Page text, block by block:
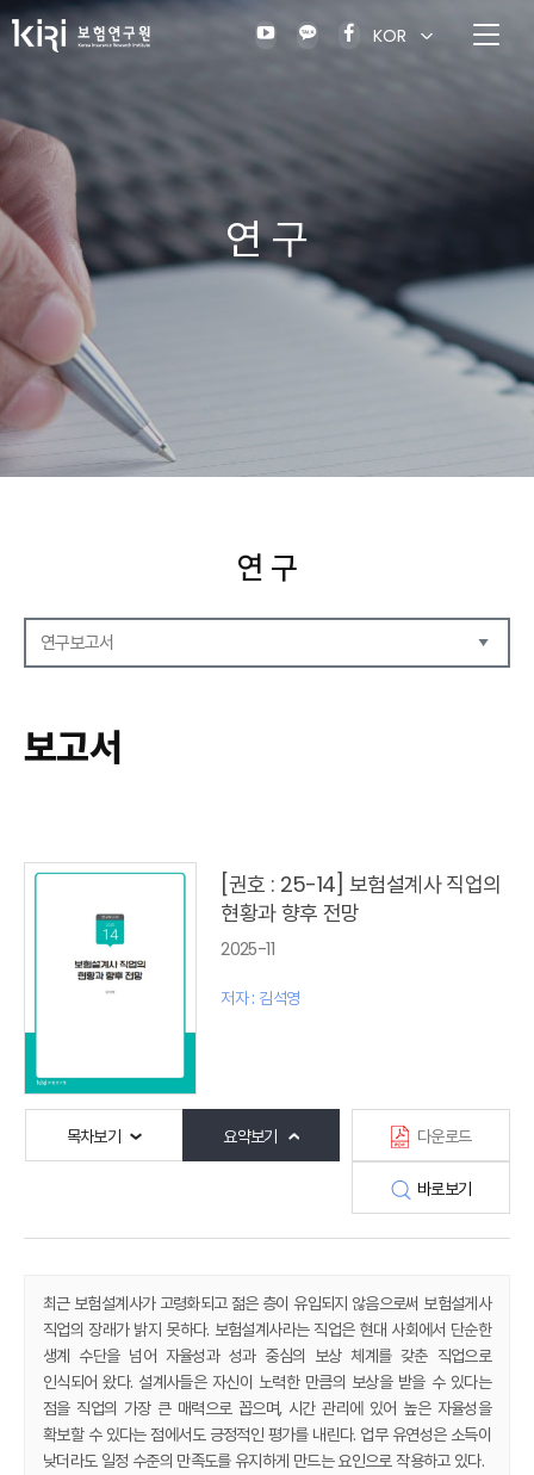
KOR
연 구
연 구
연구보고서
CEO Brief
영상자료
보고서
[권호 : 25-14] 보험설계사 직업의
현황과 향후 전망
2025-11
저자 : 김석영
목차보기 요약보기 다운로드
바로보기
최근 보험설계사가 고령화되고 젊은 층이 유입되지 않음으로써 보험설게사
직업의 장래가 밝지 못하다. 보험설계사라는 직업은 현대 사회에서 단순한
생계 수단을 넘어 자율성과 성과 중심의 보상 체계를 갖춘 직업으로
인식되어 왔다. 설계사들은 자신이 노력한 만큼의 보상을 받을 수 있다는
점을 직업의 가장 큰 매력으로 꼽으며, 시간 관리에 있어 높은 자율성을
확보할 수 있다는 점에서도 긍정적인 평가를 내린다. 업무 유연성은 소득이
낮더라도 일정 수준의 만족도를 유지하게 만드는 요인으로 작용하고 있다.